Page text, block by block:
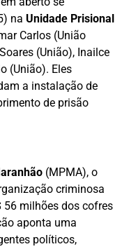
na Unidade Prisional
Carlos (União
(União), Inailce
(União). Eles
a instalação de
de prisão
(MPMA), o
criminosa
56 milhões dos cofres
aponta uma
políticos,